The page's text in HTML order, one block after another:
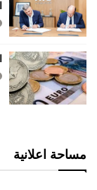
مساحة اعلانية